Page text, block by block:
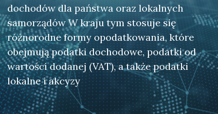
dochodów dla państwa oraz lokalnych
samorządów W kraju tym stosuje się
różnorodne formy opodatkowania, które
obejmują podatki dochodowe, podatki od
wartości dodanej (VAT), a także podatki
lokalne i akcyzy